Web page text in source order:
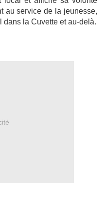
au service de la jeunesse,
la Cuvette et au-delà.